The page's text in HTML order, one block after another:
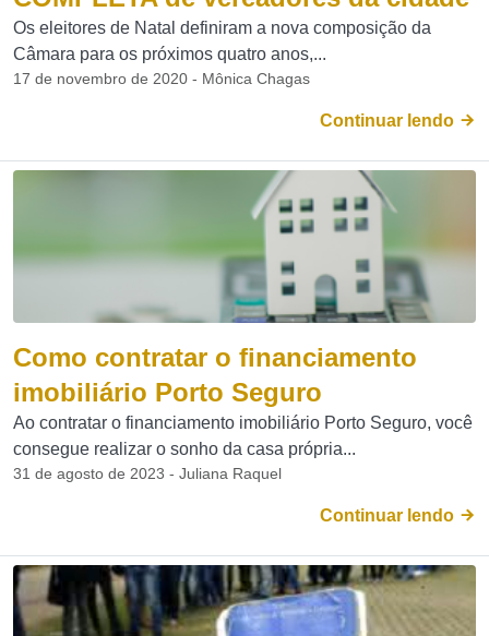
Os eleitores de Natal definiram a nova composição da
Câmara para os próximos quatro anos,...
17 de novembro de 2020 - Mônica Chagas
Continuar lendo
Como contratar o financiamento
imobiliário Porto Seguro
Ao contratar o financiamento imobiliário Porto Seguro, você
consegue realizar o sonho da casa própria...
31 de agosto de 2023 - Juliana Raquel
Continuar lendo